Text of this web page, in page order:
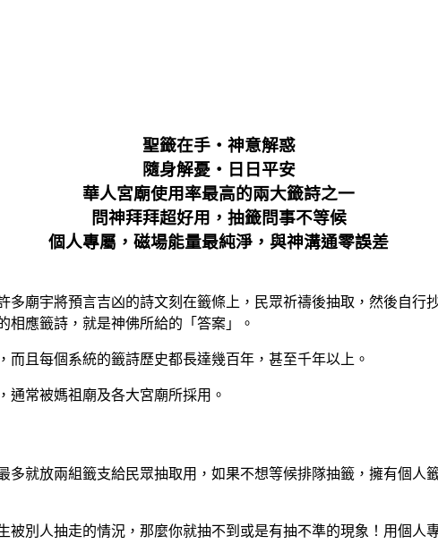
聖籤在手‧神意解惑
隨身解憂‧日日平安
華人宮廟使用率最高的兩大籤詩之一
問神拜拜超好用，抽籤問事不等候
個人專屬，磁場能量最純淨，與神溝通零誤差
廟宇將預言吉凶的詩文刻在籤條上，民眾祈禱後抽取，然後自
相應籤詩，就是神佛所給的「答案」。
且每個系統的籤詩歷史都長達幾百年，甚至千年以上。
通常被媽祖廟及各大宮廟所採用。
就放兩組籤支給民眾抽取用，如果不想等候排隊抽籤，擁有個人
別人抽走的情況，那麼你就抽不到或是有抽不準的現象！用個人